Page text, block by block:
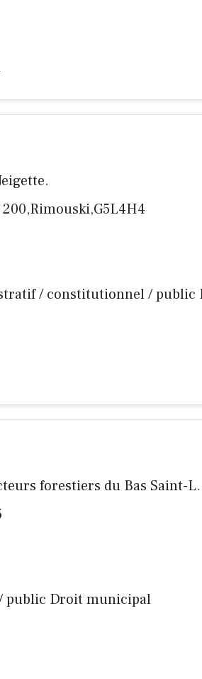
/ constitutionnel / public
forestiers du Bas Saint-L.
public Droit municipal